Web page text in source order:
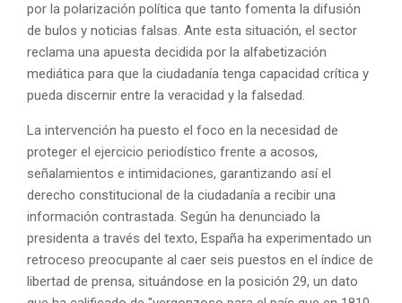
por la polarización política que tanto fomenta la difusión
de bulos y noticias falsas. Ante esta situación, el sector
reclama una apuesta decidida por la alfabetización
mediática para que la ciudadanía tenga capacidad crítica y
pueda discernir entre la veracidad y la falsedad.
La intervención ha puesto el foco en la necesidad de
proteger el ejercicio periodístico frente a acosos,
señalamientos e intimidaciones, garantizando así el
derecho constitucional de la ciudadanía a recibir una
información contrastada. Según ha denunciado la
presidenta a través del texto, España ha experimentado un
retroceso preocupante al caer seis puestos en el índice de
libertad de prensa, situándose en la posición 29, un dato